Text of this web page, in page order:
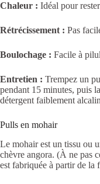
Chaleur : Idéal pour
Rétrécissement : Pas
Boulochage : Facile à
Entretien : Trempez un
pendant 15 minutes, puis
détergent faiblement
Pulls en mohair
Le mohair est un tissu ou
chèvre angora. (À ne pas
est fabriquée à partir de la